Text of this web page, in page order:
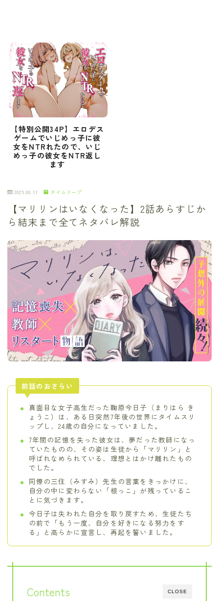
【特別公開34P】エロデス
ゲームでいじめっ子に彼
女をNTRれたので、いじ
めっ子の彼女をNTR返し
ます
2025.08.11 タイムリープ
【マリリンはいなくなった】2話あらすじか
ら結末まで全てネタバレ解説
前話のおさらい
真面目な女子高生だった鞠原今日子（まりはら き
ょうこ）は、ある日突然7年後の世界にタイムスリ
ップし、24歳の自分になっていました。
7年間の記憶を失った彼女は、夢だった教師になっ
ていたものの、その姿は生徒から「マリリン」と
呼ばれなめられている、理想とはかけ離れたもの
でした。
同僚の三住（みすみ）先生の言葉をきっかけに、
自分の中に変わらない「根っこ」が残っているこ
とに気づきます。
今日子は失われた自分を取り戻すため、生徒たち
の前で「もう一度、自分を好きになる努力をす
る」と高らかに宣言し、再起を誓いました。
CLOSE
Contents